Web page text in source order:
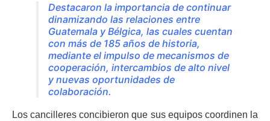
Destacaron la importancia de continuar
dinamizando las relaciones entre
Guatemala y Bélgica, las cuales cuentan
con más de 185 años de historia,
mediante el impulso de mecanismos de
cooperación, intercambios de alto nivel
y nuevas oportunidades de
colaboración.
Los cancilleres concibieron que sus equipos coordinen la